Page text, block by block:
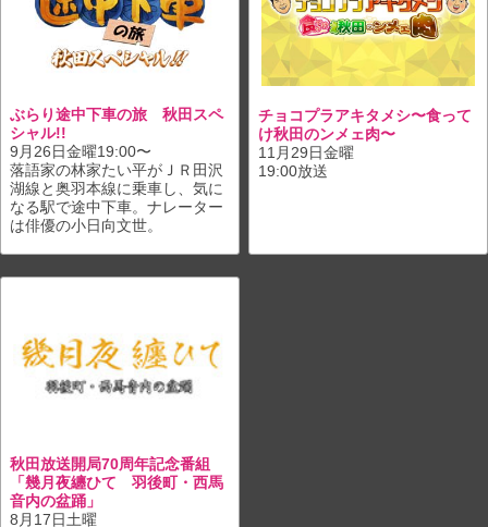
ぶらり途中下車の旅 秋田スペ
シャル!!
9月26日金曜19:00〜
落語家の林家たい平がＪＲ田沢
湖線と奥羽本線に乗車し、気に
なる駅で途中下車。ナレーター
は俳優の小日向文世。
チョコプラアキタメシ〜食って
け秋田のンメェ肉〜
11月29日金曜
19:00放送
秋田放送開局70周年記念番組
「幾月夜纏ひて 羽後町・西馬
音内の盆踊」
8月17日土曜